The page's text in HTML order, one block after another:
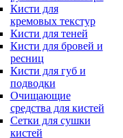
Кисти для
кремовых текстур
Кисти для теней
Кисти для бровей и
ресниц
Кисти для губ и
подводки
Очищающие
средства для кистей
Сетки для сушки
кистей